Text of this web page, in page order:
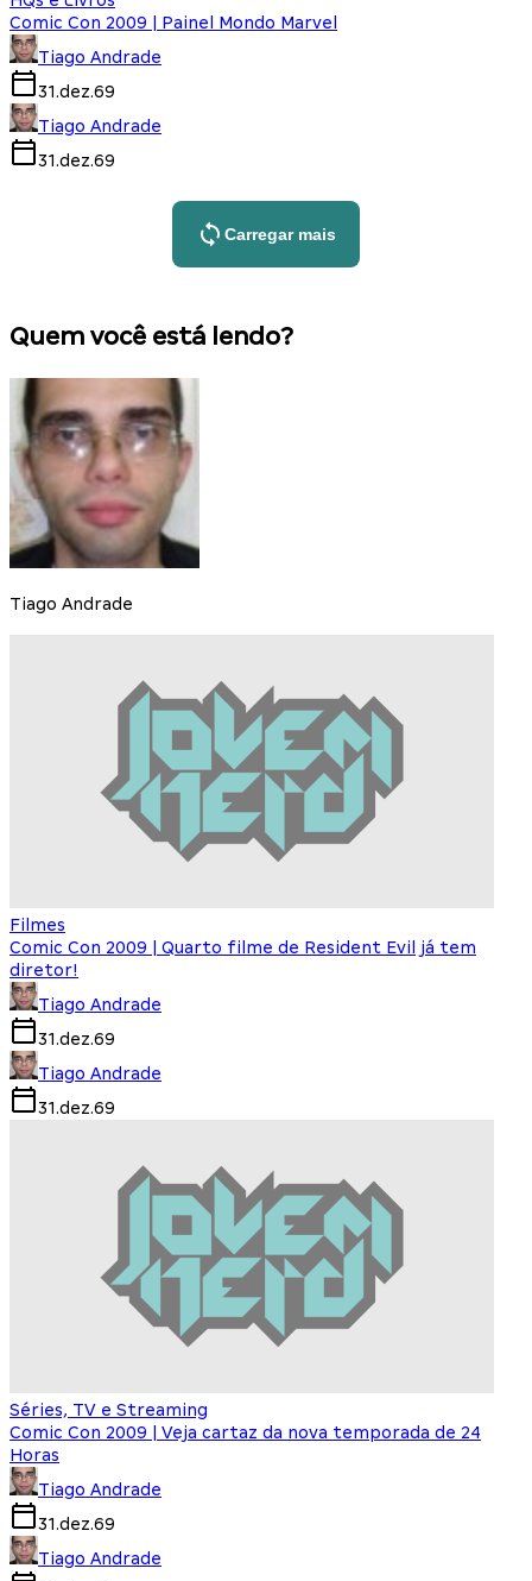
Comic Con 2009 | Painel Mondo Marvel
Tiago Andrade
31.dez.69
Tiago Andrade
31.dez.69
Carregar mais
Quem você está lendo?
Tiago Andrade
Filmes
Comic Con 2009 | Quarto filme de Resident Evil já tem
diretor!
Tiago Andrade
31.dez.69
Tiago Andrade
31.dez.69
Séries, TV e Streaming
Comic Con 2009 | Veja cartaz da nova temporada de 24
Horas
Tiago Andrade
31.dez.69
Tiago Andrade